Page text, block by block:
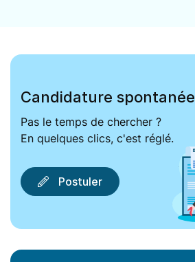
Candidature spontanée
Pas le temps de chercher ?
En quelques clics, c'est réglé.
Postuler